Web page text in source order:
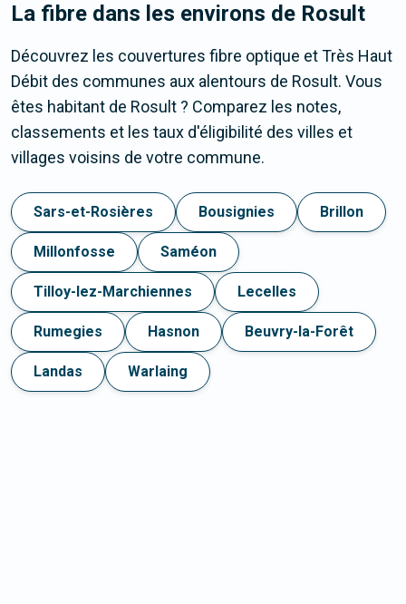
La fibre dans les environs de Rosult
Découvrez les couvertures fibre optique et Très Haut
Débit des communes aux alentours de Rosult. Vous
êtes habitant de Rosult ? Comparez les notes,
classements et les taux d'éligibilité des villes et
villages voisins de votre commune.
Sars-et-Rosières Bousignies Brillon
Millonfosse Saméon
Tilloy-lez-Marchiennes Lecelles
Rumegies Hasnon Beuvry-la-Forêt
Landas Warlaing